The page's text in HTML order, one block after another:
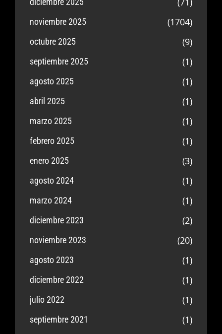
noviembre 2025 (1704)
octubre 2025 (9)
septiembre 2025 (1)
agosto 2025 (1)
abril 2025 (1)
marzo 2025 (1)
febrero 2025 (1)
enero 2025 (3)
agosto 2024 (1)
marzo 2024 (1)
diciembre 2023 (2)
noviembre 2023 (20)
agosto 2023 (1)
diciembre 2022 (1)
julio 2022 (1)
septiembre 2021
(1)